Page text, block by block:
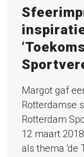
Margot gaf
Rotterdamse
Rotterdam
12 maart
als thema ‘de